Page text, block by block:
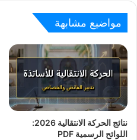
مواضيع مشابهة
نتائج الحركة الانتقالية 2026:
اللوائح الرسمية PDF